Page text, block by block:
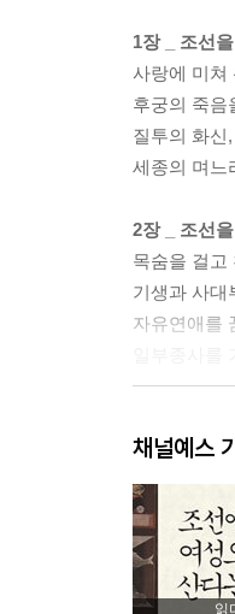
1장 _ 조선
사랑에 미쳐
후궁의 죽음
질투의 화신
세종의 며느
2장 _ 조선
목숨을 걸고
기생과 사대
자유연애를
3장 _ 조선
위험한 사랑
아버지의 연
여성과 남성
일곱 살 아
여인의 정조
채널예스
읽